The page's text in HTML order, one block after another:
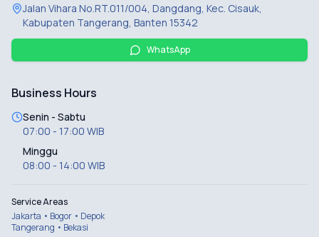
Jalan Vihara No.RT.011/004, Dangdang, Kec. Cisauk,
Kabupaten Tangerang, Banten 15342
WhatsApp
Business Hours
Senin - Sabtu
07:00 - 17:00 WIB
Minggu
08:00 - 14:00 WIB
Service Areas
Jakarta • Bogor • Depok
Tangerang • Bekasi